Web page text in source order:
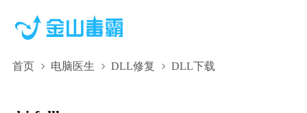
首页 电脑医生 DLL修复 DLL下载
dtitf.dll,dtitf.dll下载,dtitf.dll修复